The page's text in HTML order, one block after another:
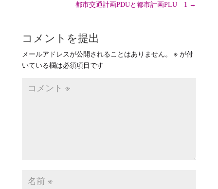
都市交通計画PDUと都市計画PLU 1 →
コメントを提出
メールアドレスが公開されることはありません。 ※が付
いている欄は必須項目です